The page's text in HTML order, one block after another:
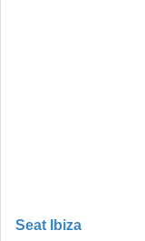
Seat Ibiza